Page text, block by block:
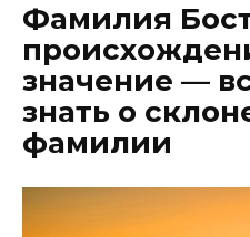
Фамилия
значение —
знать о
фамилии